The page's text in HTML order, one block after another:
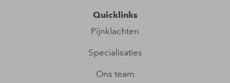
Quicklinks
Pijnklachten
Specialisaties
Ons team